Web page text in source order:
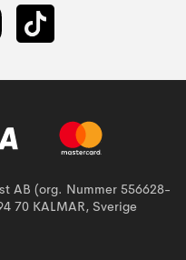
AB (org. Nummer 556628-
70 KALMAR, Sverige